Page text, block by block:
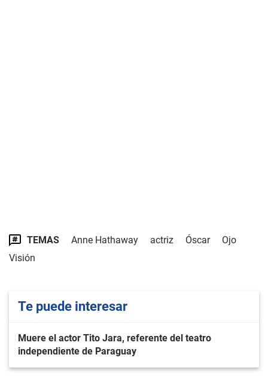
TEMAS Anne Hathaway actriz Óscar
Ojo
Visión
Te puede interesar
Muere el actor Tito Jara, referente del teatro
independiente de Paraguay